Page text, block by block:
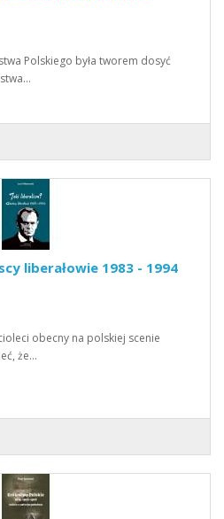
Polskiego była tworem dosyć
liberałowie 1983 - 1994
obecny na polskiej scenie
że…